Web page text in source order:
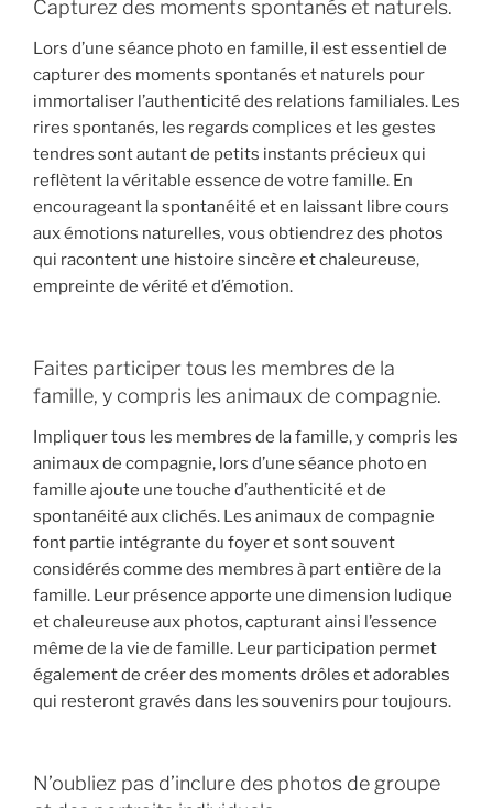
Capturez des moments spontanés et naturels.
Lors d’une séance photo en famille, il est essentiel de
capturer des moments spontanés et naturels pour
immortaliser l’authenticité des relations familiales. Les
rires spontanés, les regards complices et les gestes
tendres sont autant de petits instants précieux qui
reflètent la véritable essence de votre famille. En
encourageant la spontanéité et en laissant libre cours
aux émotions naturelles, vous obtiendrez des photos
qui racontent une histoire sincère et chaleureuse,
empreinte de vérité et d’émotion.
Faites participer tous les membres de la
famille, y compris les animaux de compagnie.
Impliquer tous les membres de la famille, y compris les
animaux de compagnie, lors d’une séance photo en
famille ajoute une touche d’authenticité et de
spontanéité aux clichés. Les animaux de compagnie
font partie intégrante du foyer et sont souvent
considérés comme des membres à part entière de la
famille. Leur présence apporte une dimension ludique
et chaleureuse aux photos, capturant ainsi l’essence
même de la vie de famille. Leur participation permet
également de créer des moments drôles et adorables
qui resteront gravés dans les souvenirs pour toujours.
N’oubliez pas d’inclure des photos de groupe